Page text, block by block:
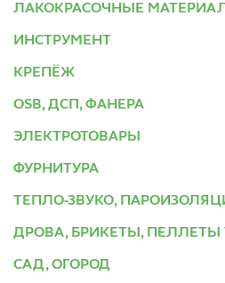
ЛАКОКРАСОЧНЫЕ
ИНСТРУМЕНТ
КРЕПЁЖ
OSB, ДСП, ФАНЕРА
ЭЛЕКТРОТОВАРЫ
ФУРНИТУРА
ТЕПЛО-ЗВУКО,
ДРОВА, БРИКЕТЫ,
САД, ОГОРОД